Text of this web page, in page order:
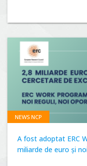
NEWS NCP
A fost adoptat ERC
miliarde de euro și